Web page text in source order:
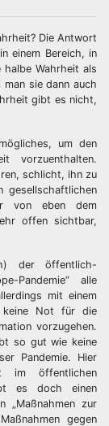
Die Antwort
einem Bereich, in
Wahrheit als
sie dann auch
gibt es nicht,
um den
vorzuenthalten.
schlicht, ihn zu
gesellschaftlichen
von eben dem
offen sichtbar,
der öffentlich-
Pandemie“ alle
mit einem
keine Not für die
vorzugehen.
so gut wie keine
Pandemie. Hier
im öffentlichen
es doch einen
„Maßnahmen zur
gegen